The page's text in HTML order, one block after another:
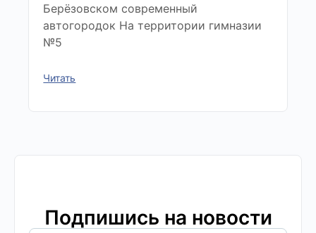
Берёзовском современный
автогородок На территории гимназии
№5
Читать
Подпишись на новости